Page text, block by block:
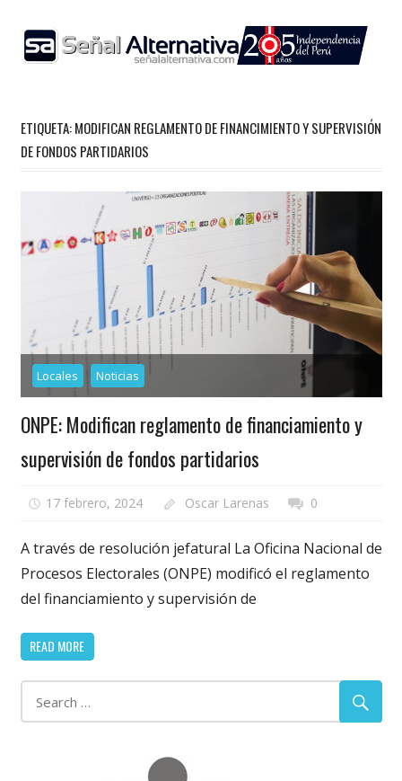
content
ETIQUETA:MODIFICAN REGLAMENTO DE FINANCIMIENTO Y SUPERVISIÓN
DE FONDOS PARTIDARIOS
Locales Noticias
ONPE: Modifican reglamento de financiamiento y
supervisión de fondos partidarios
17 febrero, 2024 Oscar Larenas 0
A través de resolución jefatural La Oficina Nacional de
Procesos Electorales (ONPE) modificó el reglamento
del financiamiento y supervisión de
READ MORE